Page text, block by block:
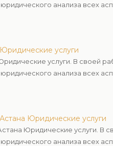
анализа всех
услуги
услуги. В своей
анализа всех
Юридические услуги
Юридические услуги. В
анализа всех